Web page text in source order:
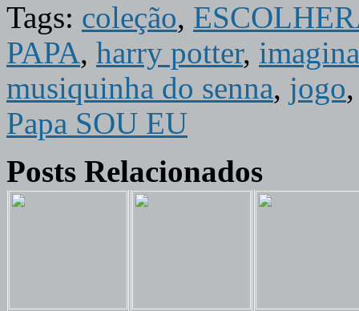
Tags: coleção,
PAPA, harry potter,
musiquinha do senna, jogo
Papa SOU EU
Posts Relacionados